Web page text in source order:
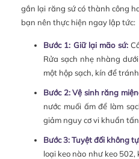
gắn lại răng sứ có thành công
bạn nên thực hiện ngay lập tức:
Bước 1: Giữ lại mão sứ:
Rửa sạch nhẹ nhàng
một hộp sạch, kín để
Bước 2: Vệ sinh răng
nước muối ấm để làm
giảm nguy cơ vi khuẩn
Bước 3: Tuyệt đối không
loại keo nào như keo